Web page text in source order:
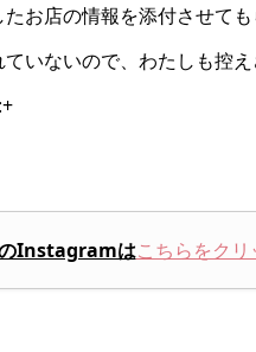
たお店の情報を添付させて
ていないので、わたしも控
のInstagramはこちらをクリ